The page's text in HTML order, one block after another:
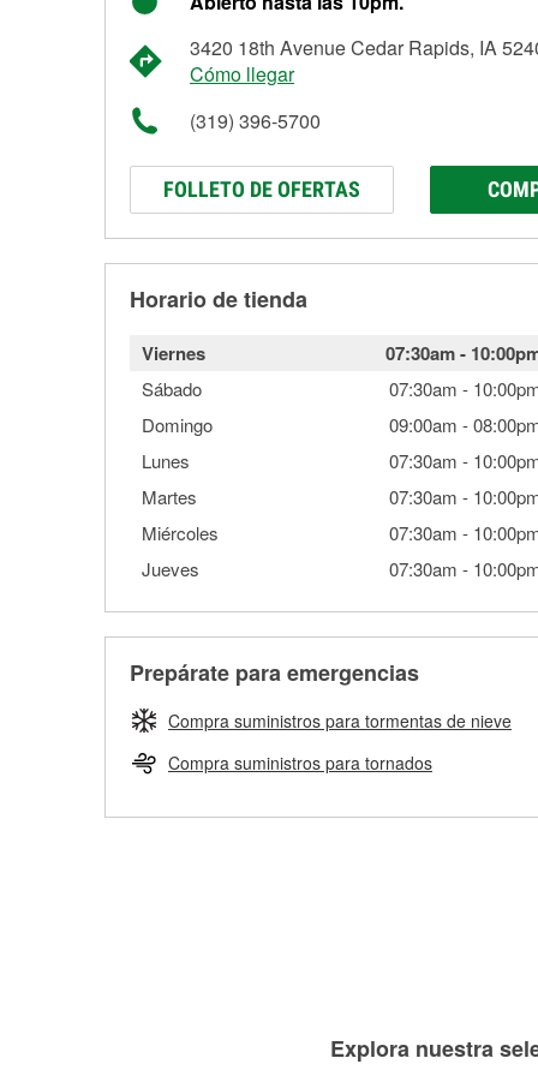
3420 18th Avenue Cedar Rapids, IA
Cómo llegar
(319) 396-5700
FOLLETO DE OFERTAS
Horario de tienda
Viernes 07:30am-
Sábado 07:30am -
Domingo
09:00am -
Lunes
07:30am -
Martes
07:30am -
Miércoles
07:30am -
Jueves
07:30am -
Prepárate para emergencias
Compra suministros para tormentas de nieve
Compra suministros para tornados
Explora nuestra